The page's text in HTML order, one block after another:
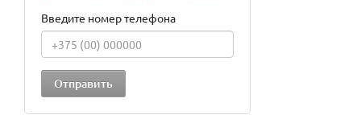
Введите номер телефона